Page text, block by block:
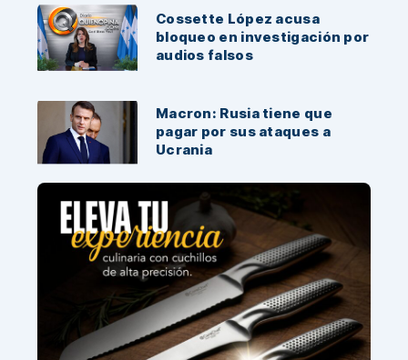
Cossette López acusa
bloqueo en investigación por
audios falsos
Macron: Rusia tiene que
pagar por sus ataques a
Ucrania